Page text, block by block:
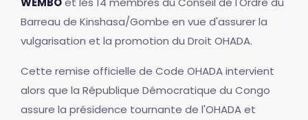
Barreau de Kinshasa/Gombe en vue d'assurer la
vulgarisation et la promotion du Droit OHADA.
Cette remise officielle de Code OHADA intervient
alors que la République Démocratique du Congo
assure la présidence tournante de l'OHADA et